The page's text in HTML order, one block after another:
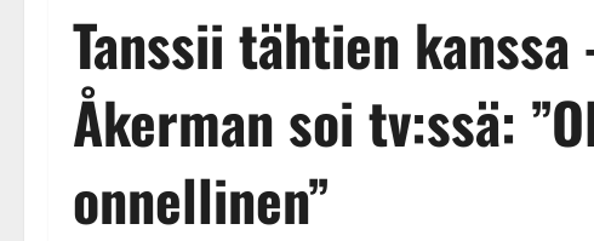
Tanssii tähtien
Åkerman soi tv:ssä:
onnellinen”